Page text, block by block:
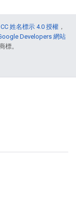
姓名標示 4.0 授權 ，
Developers 網站
標。